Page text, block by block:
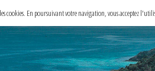
cookies. En poursuivant votre navigation, vous acceptez